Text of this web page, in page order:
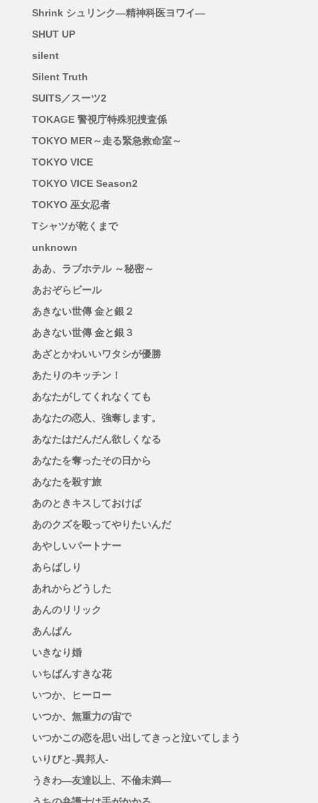
Shrink シュリンク―精神科医ヨワイ―
SHUT UP
silent
Silent Truth
SUITS／スーツ2
TOKAGE 警視庁特殊犯捜査係
TOKYO MER～走る緊急救命室～
TOKYO VICE
TOKYO VICE Season2
TOKYO 巫女忍者
Tシャツが乾くまで
unknown
ああ、ラブホテル ～秘密～
あおぞらビール
あきない世傳 金と銀２
あきない世傳 金と銀３
あざとかわいいワタシが優勝
あたりのキッチン！
あなたがしてくれなくても
あなたの恋人、強奪します。
あなたはだんだん欲しくなる
あなたを奪ったその日から
あなたを殺す旅
あのときキスしておけば
あのクズを殴ってやりたいんだ
あやしいパートナー
あらばしり
あれからどうした
あんのリリック
あんぱん
いきなり婚
いちばんすきな花
いつか、ヒーロー
いつか、無重力の宙で
いつかこの恋を思い出してきっと泣いてしまう
いりびと-異邦人-
うきわ―友達以上、不倫未満―